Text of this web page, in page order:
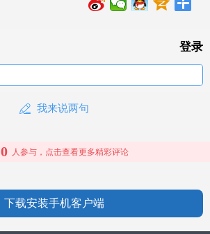
登录
我来说两句
0 人参与，点击查看更多精彩评论
下载安装手机客户端